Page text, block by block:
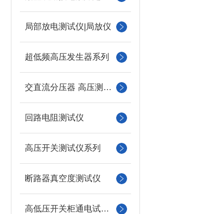
局部放电测试仪|局放仪
超低频高压发生器系列
交直流分压器 高压测量仪
回路电阻测试仪
高压开关测试仪系列
断路器真空度测试仪
高低压开关柜通电试验台